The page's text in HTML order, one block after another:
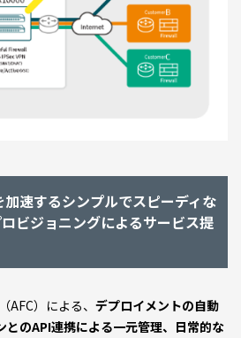
加速するシンプルでスピーディな
ビジョニングによるサービス提
）による、 デプロイメントの自動
とのAPI連携による一元管理、日常的な